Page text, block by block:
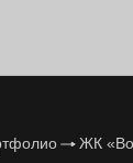
ЖК